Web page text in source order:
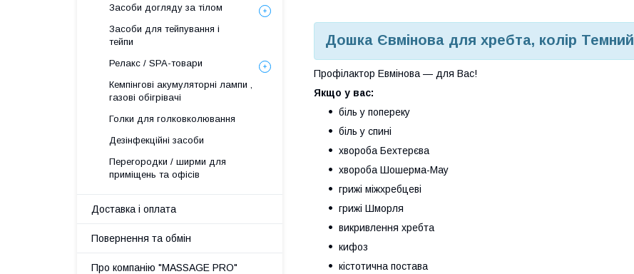
Дошка Євмінова для хребта, колір Темний
Профілактор Евмінова — для Вас!
Якщо у вас:
біль у попереку
біль у спині
хвороба Бехтерєва
хвороба Шошерма-Мау
грижі міжхребцеві
грижі Шморля
викривлення хребта
кифоз
кістотична постава
Засоби догляду за тілом
Засоби для тейпування і
тейпи
Релакс / SPA-товари
Кемпінгові акумуляторні лампи ,
газові обігрівачі
Голки для голковколювання
Дезінфекційні засоби
Перегородки / ширми для
приміщень та офісів
Доставка і оплата
Повернення та обмін
Про компанію "MASSAGE PRO"